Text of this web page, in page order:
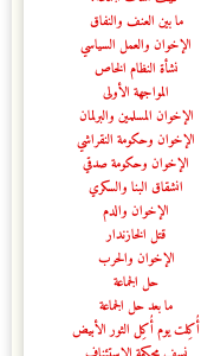
ما بين العنف والنفاق
الإخوان والعمل السياسي
نشأة النظام الخاص
المواجهة الأولى
الإخوان المسلمين والبرلمان
الإخوان وحكومة النقراشي
الإخوان وحكومة صدقي
انشقاق البنا والسكري
الإخوان والدم
قتل الخازندار
الإخوان والحرب
حل الجماعة
ما بعد حل الجماعة
أُكِلت يوم أُكِل الثور الأبيض